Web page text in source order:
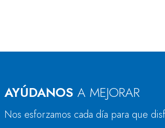
AYÚDANOS A MEJORAR
Nos esforzamos cada día para que